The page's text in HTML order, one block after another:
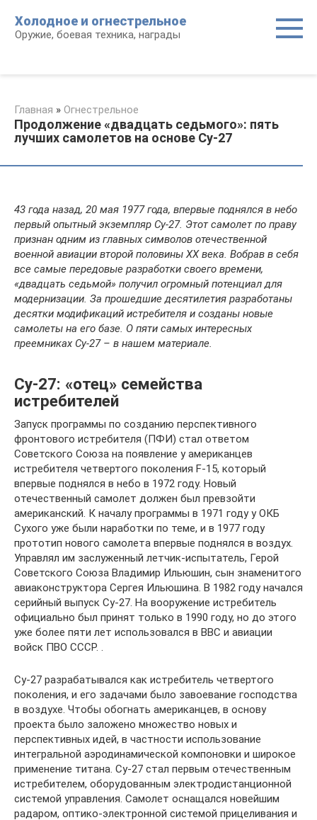
контенту
Холодное и огнестрельное
Оружие, боевая техника, награды
Главная » Огнестрельное
Продолжение «двадцать седьмого»: пять
лучших самолетов на основе Су-27
43 года назад, 20 мая 1977 года, впервые поднялся в небо
первый опытный экземпляр Су-27. Этот самолет по праву
признан одним из главных символов отечественной
военной авиации второй половины XX века. Вобрав в себя
все самые передовые разработки своего времени,
«двадцать седьмой» получил огромный потенциал для
модернизации. За прошедшие десятилетия разработаны
десятки модификаций истребителя и созданы новые
самолеты на его базе. О пяти самых интересных
преемниках Су-27 – в нашем материале.
Су-27: «отец» семейства
истребителей
Запуск программы по созданию перспективного
фронтового истребителя (ПФИ) стал ответом
Советского Союза на появление у американцев
истребителя четвертого поколения F-15, который
впервые поднялся в небо в 1972 году. Новый
отечественный самолет должен был превзойти
американский. К началу программы в 1971 году у ОКБ
Сухого уже были наработки по теме, и в 1977 году
прототип нового самолета впервые поднялся в воздух.
Управлял им заслуженный летчик-испытатель, Герой
Советского Союза Владимир Ильюшин, сын знаменитого
авиаконструктора Сергея Ильюшина. В 1982 году начался
серийный выпуск Су-27. На вооружение истребитель
официально был принят только в 1990 году, но до этого
уже более пяти лет использовался в ВВС и авиации
войск ПВО СССР. .
Су-27 разрабатывался как истребитель четвертого
поколения, и его задачами было завоевание господства
в воздухе. Чтобы обогнать американцев, в основу
проекта было заложено множество новых и
перспективных идей, в частности использование
интегральной аэродинамической компоновки и широкое
применение титана. Су-27 стал первым отечественным
истребителем, оборудованным электродистанционной
системой управления. Самолет оснащался новейшим
радаром, оптико-электронной системой прицеливания и